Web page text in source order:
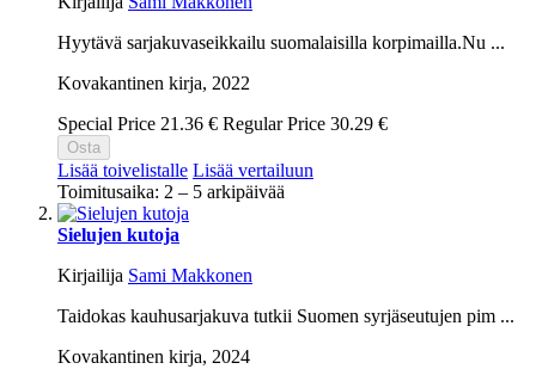
Hyytävä sarjakuvaseikkailu suomalaisilla korpimailla.Nu ...
Kovakantinen kirja, 2022
Special Price 21.36 € Regular Price 30.29 €
Osta
Lisää toivelistalle Lisää vertailuun
Toimitusaika: 2 – 5 arkipäivää
Sielujen kutoja
Kirjailija Sami Makkonen
Taidokas kauhusarjakuva tutkii Suomen syrjäseutujen pim ...
Kovakantinen kirja, 2024